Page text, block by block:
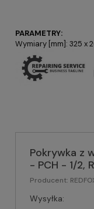
PARAMETRY:
Wymiary [mm]: 325 x
Pokrywka z
- PCH - 1/2,
Producent:
Wysyłka: